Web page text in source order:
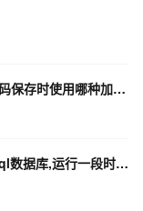
等保测评时需要了解RDS版redis数据库的密码保存时使用哪种加密算法
用flinkcdc读取mysql的数据,写入postgresql数据库,运行一段时间后挂了